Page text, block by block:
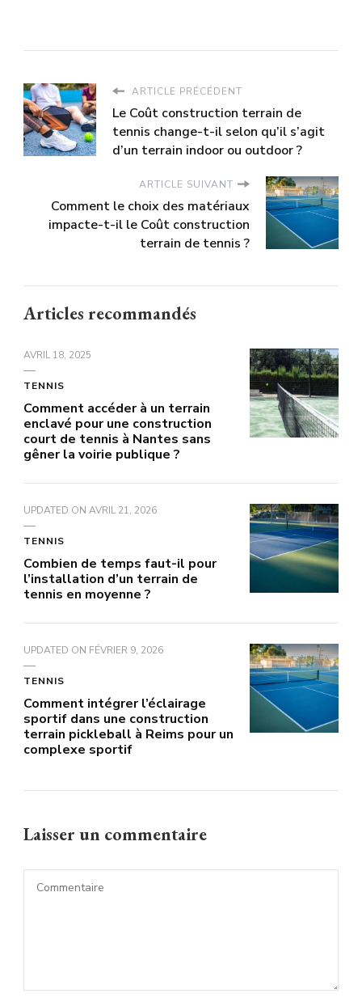
ARTICLE PRÉCÉDENT
Le Coût construction terrain de
tennis change-t-il selon qu’il s’agit
d’un terrain indoor ou outdoor ?
ARTICLE SUIVANT
Comment le choix des matériaux
impacte-t-il le Coût construction
terrain de tennis ?
Articles recommandés
AVRIL 18, 2025
TENNIS
Comment accéder à un terrain
enclavé pour une construction
court de tennis à Nantes sans
gêner la voirie publique ?
UPDATED ON AVRIL 21, 2026
TENNIS
Combien de temps faut-il pour
l’installation d’un terrain de
tennis en moyenne ?
UPDATED ON FÉVRIER 9, 2026
TENNIS
Comment intégrer l’éclairage
sportif dans une construction
terrain pickleball à Reims pour un
complexe sportif
Laisser un commentaire